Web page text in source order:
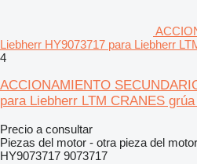
Liebherr HY9073717 para Liebherr
4
ACCIONAMIENTO
para Liebherr LTM CRANES
Precio a consultar
Piezas del motor - otra pieza del motor
HY9073717 9073717